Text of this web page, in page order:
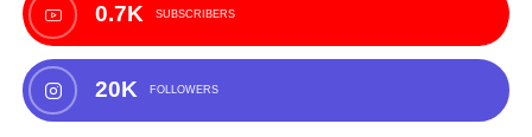
0.7K SUBSCRIBERS
20K FOLLOWERS